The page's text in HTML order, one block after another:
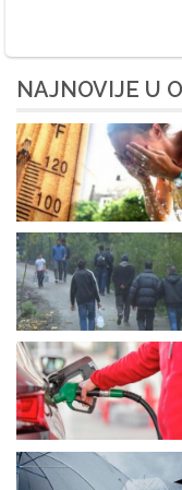
NAJNOVIJE U